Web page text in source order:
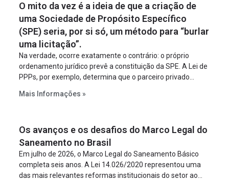
O mito da vez é a ideia de que a criação de
uma Sociedade de Propósito Específico
(SPE) seria, por si só, um método para “burlar
uma licitação”.
Na verdade, ocorre exatamente o contrário: o próprio
ordenamento jurídico prevê a constituição da SPE. A Lei de
PPPs, por exemplo, determina que o parceiro privado
empreendimento. Ou seja, a suposta “fraude à licitação” é
projeto a projeto.
Mais Informações »
Os avanços e os desafios do Marco Legal do
Saneamento no Brasil
Em julho de 2026, o Marco Legal do Saneamento Básico
completa seis anos. A Lei 14.026/2020 representou uma
das mais relevantes reformas institucionais do setor ao